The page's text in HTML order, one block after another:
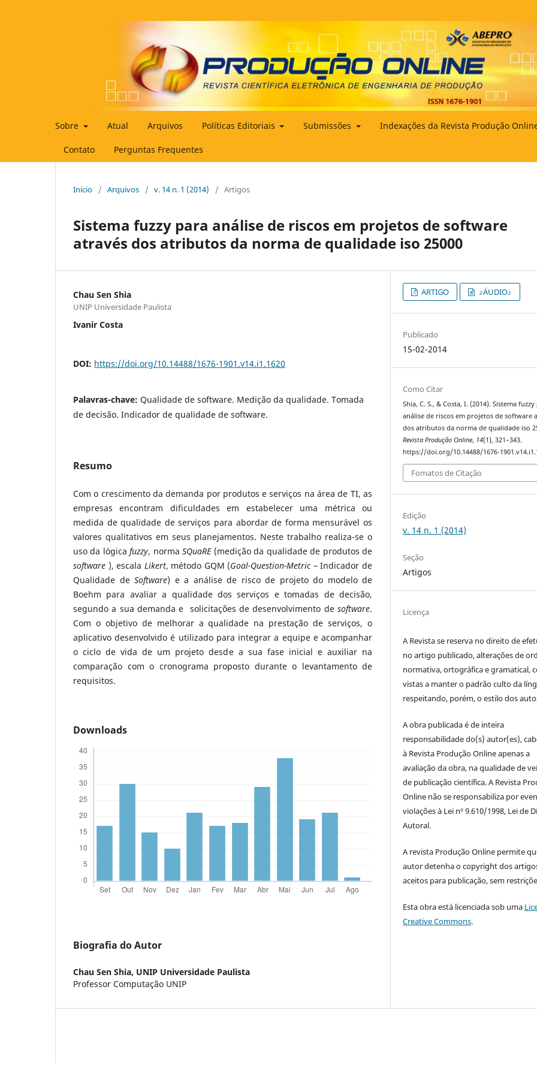
Sobre Atual Arquivos Políticas Editoriais Submissões Indexações da Revista Produção
Contato Perguntas Frequentes
Início / Arquivos / v. 14 n. 1 (2014) / Artigos
Sistema fuzzy para análise de riscos em projetos de software
através dos atributos da norma de qualidade iso 25000
Chau Sen Shia
UNIP Universidade Paulista
Ivanir Costa
DOI: https://doi.org/10.14488/1676-1901.v14.i1.1620
Palavras-chave: Qualidade de software. Medição da qualidade. Tomada
de decisão. Indicador de qualidade de software.
Resumo
Com o crescimento da demanda por produtos e serviços na área de TI, as
empresas encontram dificuldades em estabelecer uma métrica ou
medida de qualidade de serviços para abordar de forma mensurável os
valores qualitativos em seus planejamentos. Neste trabalho realiza-se o
uso da lógicafuzzy, normaSQuaRE(medição da qualidade de produtos de
software ), escala Likert, método GQM (Goal-Question-Metric– Indicador de
Qualidade de Software) e a análise de risco de projeto do modelo de
Boehm para avaliar a qualidade dos serviços e tomadas de decisão,
segundo a sua demanda e solicitações de desenvolvimento de software.
Com o objetivo de melhorar a qualidade na prestação de serviços, o
aplicativo desenvolvido é utilizado para integrar a equipe e acompanhar
o ciclo de vida de um projeto desde a sua fase inicial e auxiliar na
comparação com o cronograma proposto durante o levantamento de
requisitos.
Downloads
Biografia do Autor
Chau Sen Shia, UNIP Universidade Paulista
Professor Computação UNIP
ARTIGO ♪ÁUDIO♪
Publicado
15-02-2014
Como Citar
Shia, C. S., & Costa, I. (2014). Sistema
análise de riscos em projetos de software
dos atributos da norma de qualidade iso
Revista Produção Online, 14(1), 321–343.
https://doi.org/10.14488/1676-
Fomatos de Citação
Edição
v. 14 n. 1 (2014)
Seção
Artigos
Licença
A Revista se reserva no direito de
no artigo publicado, alterações de
normativa, ortográfica e gramatical,
vistas a manter o padrão culto da
respeitando, porém, o estilo dos
A obra publicada é de inteira
responsabilidade do(s) autor(es),
à Revista Produção Online apenas a
avaliação da obra, na qualidade de
de publicação científica. A Revista
Online não se responsabiliza por
violações à Lei nº 9.610/1998, Lei de
Autoral.
A revista Produção Online permite
autor detenha o copyright dos
aceitos para publicação, sem
Esta obra está licenciada sob uma
Creative Commons.